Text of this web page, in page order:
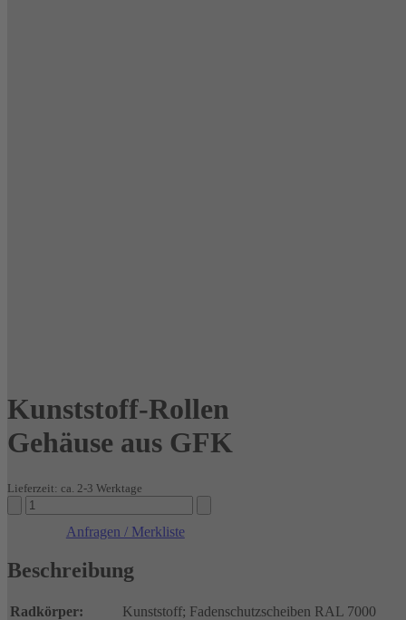
Kunststoff-Rollen
Gehäuse aus GFK
Lieferzeit: ca. 2-3 Werktage
Kunststoff-
Rollen
GFK
Anfragen / Merkliste
Beschreibung
Radkörper: Kunststoff; Fadenschutzscheiben RAL 7000